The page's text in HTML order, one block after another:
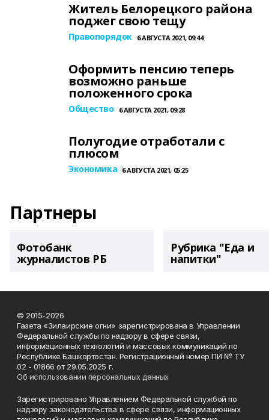
Житель Белорецкого района
поджег свою тещу
Правопорядок 6 АВГУСТА 2021, 09:44
Оформить пенсию теперь
возможно раньше
положенного срока
Общество 6 АВГУСТА 2021, 09:28
Полугодие отработали с
плюсом
Экономика 6 АВГУСТА 2021, 05:25
Партнеры
Фотобанк
журналистов РБ
Рубрика "Еда и
напитки"
© 2015-2026
Газета «Зилаирские огни» зарегистрирована в Управлении
Федеральной службы по надзору в сфере связи,
информационных технологий и массовых коммуникаций по
Республике Башкортостан. Регистрационный номер ПИ № ТУ
02 - 01866 от 29.05.2025 г.
Об использовании персональных данных
Зарегистрировано Управлением Федеральной службой по
надзору законодательства в сфере связи, информационных